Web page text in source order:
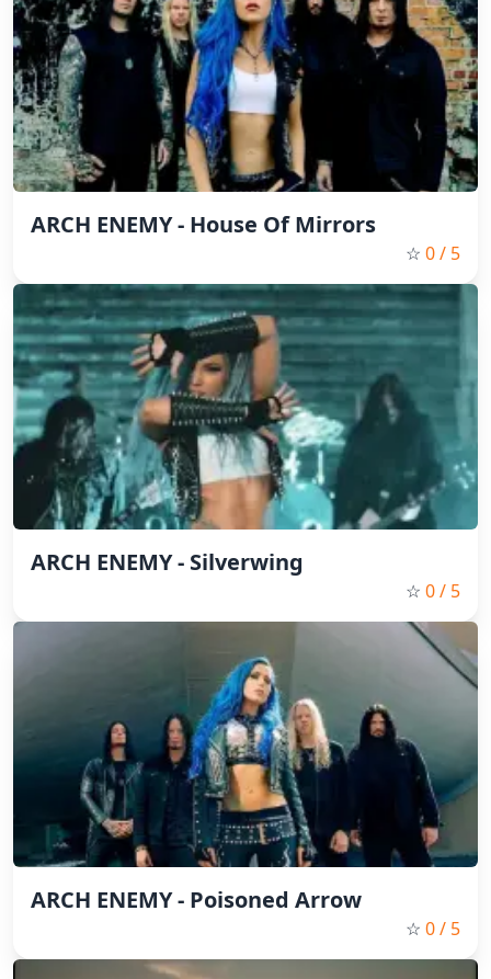
ARCH ENEMY - House Of Mirrors
☆ 0/ 5
ARCH ENEMY - Silverwing
☆ 0/ 5
ARCH ENEMY - Poisoned Arrow
☆ 0/ 5